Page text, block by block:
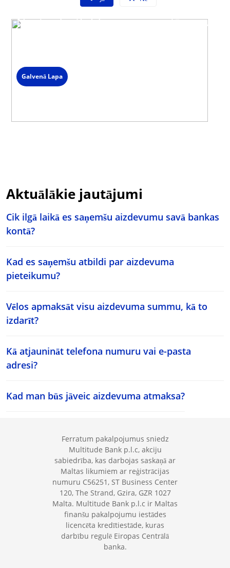
Neatradi atbildi uz savu jautājumu?
Galvenā Lapa
Aktuālākie jautājumi
Cik ilgā laikā es saņemšu aizdevumu savā bankas
kontā?
Kad es saņemšu atbildi par aizdevuma
pieteikumu?
Vēlos apmaksāt visu aizdevuma summu, kā to
izdarīt?
Kā atjaunināt telefona numuru vai e-pasta
adresi?
Kad man būs jāveic aizdevuma atmaksa?
Ferratum pakalpojumus sniedz
Multitude Bank p.l.c, akciju
sabiedrība, kas darbojas saskaņā ar
Maltas likumiem ar reģistrācijas
numuru C56251, ST Business Center
120, The Strand, Gzira, GZR 1027
Malta. Multitude Bank p.l.c ir Maltas
finanšu pakalpojumu iestādes
licencēta kredītiestāde, kuras
darbību regulē Eiropas Centrālā
banka.